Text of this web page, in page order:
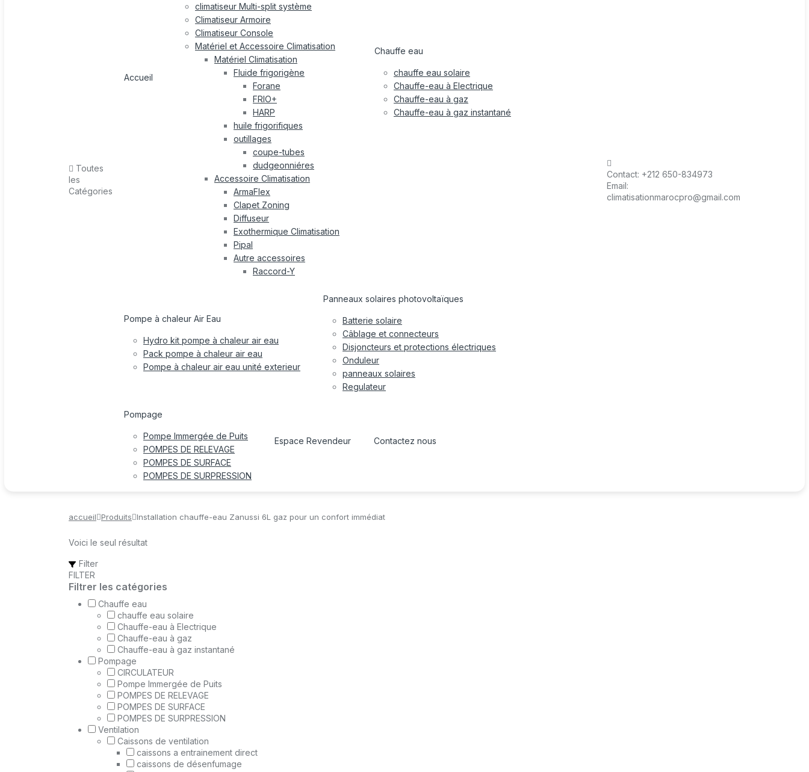
Toutes
les
Catégories
Accueil
climatiseur Multi-split système
Climatiseur Armoire
Climatiseur Console
Matériel et Accessoire Climatisation
Matériel Climatisation
Fluide frigorigène
Forane
FRIO+
HARP
huile frigorifiques
outillages
coupe-tubes
dudgeonniéres
Accessoire Climatisation
ArmaFlex
Clapet Zoning
Diffuseur
Exothermique Climatisation
Pipal
Autre accessoires
Raccord-Y
Chauffe eau
chauffe eau solaire
Chauffe-eau à Electrique
Chauffe-eau à gaz
Chauffe-eau à gaz instantané
Pompe à chaleur Air Eau
Hydro kit pompe à chaleur air eau
Pack pompe à chaleur air eau
Pompe à chaleur air eau unité exterieur
Panneaux solaires photovoltaïques
Batterie solaire
Câblage et connecteurs
Disjoncteurs et protections électriques
Onduleur
panneaux solaires
Regulateur
Pompage
Pompe Immergée de Puits
POMPES DE RELEVAGE
POMPES DE SURFACE
POMPES DE SURPRESSION
Espace Revendeur Contactez nous
Contact: +212 650-834973
Email:
climatisationmarocpro@gmail.com
accueil Produits Installation chauffe-eau Zanussi 6L gaz pour un confort immédiat
Voici le seul résultat
Filter
FILTER
Filtrer les catégories
Chauffe eau
chauffe eau solaire
Chauffe-eau à Electrique
Chauffe-eau à gaz
Chauffe-eau à gaz instantané
Pompage
CIRCULATEUR
Pompe Immergée de Puits
POMPES DE RELEVAGE
POMPES DE SURFACE
POMPES DE SURPRESSION
Ventilation
Caissons de ventilation
caissons a entrainement direct
caissons de désenfumage